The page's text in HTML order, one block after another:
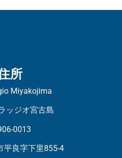
所
Miyakojima
ッジオ宮古島
0013
平良字下里855-4